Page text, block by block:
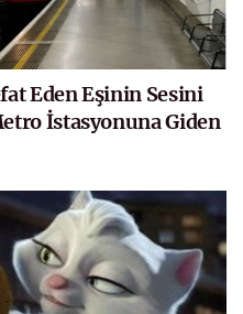
Eden Eşinin Sesini
İstasyonuna Giden